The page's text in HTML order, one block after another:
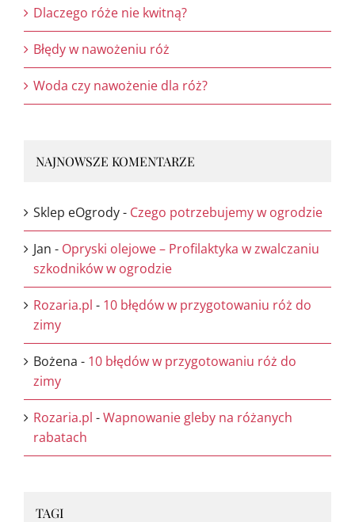
Dlaczego róże nie kwitną?
Błędy w nawożeniu róż
Woda czy nawożenie dla róż?
NAJNOWSZE KOMENTARZE
Sklep eOgrody- Czego potrzebujemy w ogrodzie
Jan - Opryski olejowe – Profilaktyka w zwalczaniu
szkodników w ogrodzie
Rozaria.pl - 10 błędów w przygotowaniu róż do
zimy
Bożena - 10 błędów w przygotowaniu róż do
zimy
Rozaria.pl -Wapnowanie gleby na różanych
rabatach
TAGI